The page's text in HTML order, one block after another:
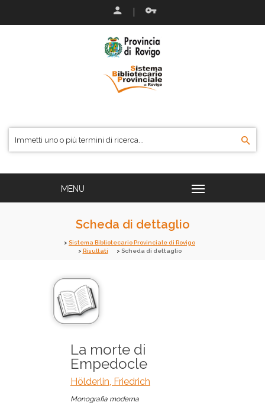
Scheda di dettaglio
Sistema Bibliotecario Provinciale di Rovigo
Risultati
Scheda di dettaglio
La morte di
Empedocle
Hölderlin, Friedrich
Monografia moderna